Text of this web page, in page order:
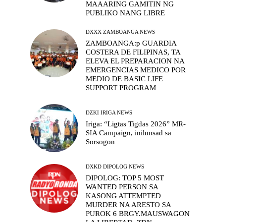
MAAARING GAMITIN NG
PUBLIKO NANG LIBRE
DXXX ZAMBOANGA NEWS
ZAMBOANGA:p GUARDIA
COSTERA DE FILIPINAS, TA
ELEVA EL PREPARACION NA
EMERGENCIAS MEDICO POR
MEDIO DE BASIC LIFE
SUPPORT PROGRAM
DZKI IRIGA NEWS
Iriga: “Ligtas Tigdas 2026” MR-
SIA Campaign, inilunsad sa
Sorsogon
DXKD DIPOLOG NEWS
DIPOLOG: TOP 5 MOST
WANTED PERSON SA
KASONG ATTEMPTED
MURDER NA ARESTO SA
PUROK 6 BRGY.MAUSWAGON